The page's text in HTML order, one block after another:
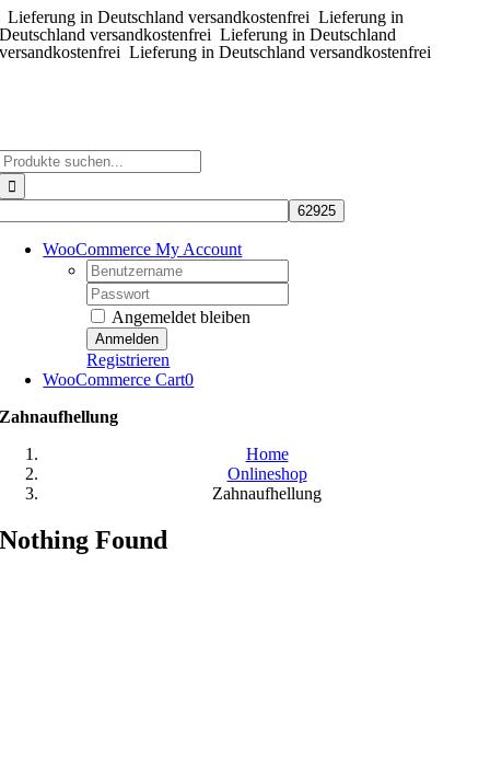
Zum
Inhalt
springen
Lieferung in Deutschland versandkostenfreiLieferung in
Deutschland versandkostenfrei Lieferung in Deutschland
versandkostenfreiLieferung in Deutschland versandkostenfrei
WooCommerce My Account
Username:
Password:
Angemeldet bleiben
Registrieren
WooCommerce Cart0
Zahnaufhellung
Home
Onlineshop
Zahnaufhellung
Nothing Found